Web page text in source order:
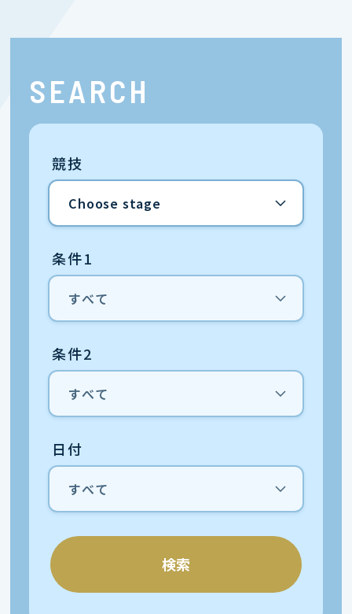
SEARCH
競技
条件1
条件2
日付
検索